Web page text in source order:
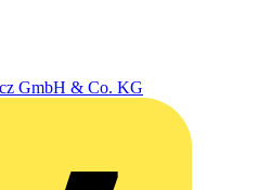
GmbH & Co. KG